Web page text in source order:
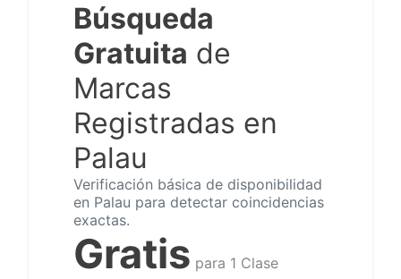
Búsqueda
Gratuita de
Marcas
Registradas en
Palau
Verificación básica de disponibilidad
en Palau para detectar coincidencias
exactas.
Gratis para 1 Clase